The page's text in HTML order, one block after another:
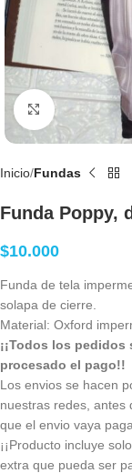
Clic para
Inicio Fundas
Funda Poppy,
$10.000
Funda de tela
solapa de cierre.
Material: Oxford
¡¡Todos los
procesado el pago!!
Los envios se hacen
nuestras redes, antes
que el envio vaya
¡¡Producto incluye
extra que pueda ser